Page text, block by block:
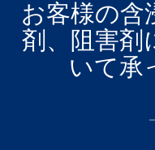
お客様の含
剤、阻害剤
いて承